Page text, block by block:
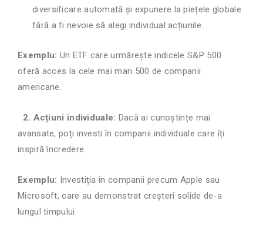
diversificare automată și expunere la piețele globale
fără a fi nevoie să alegi individual acțiunile.
Exemplu: Un ETF care urmărește indicele S&P 500
oferă acces la cele mai mari 500 de companii
americane.
2. Acțiuni individuale: Dacă ai cunoștințe mai
avansate, poți investi în companii individuale care îți
inspiră încredere.
Exemplu: Investiția în companii precum Apple sau
Microsoft, care au demonstrat creșteri solide de-a
lungul timpului.